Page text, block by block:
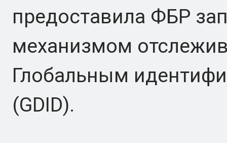
предоставила ФБР
механизмом
Глобальным
(GDID).